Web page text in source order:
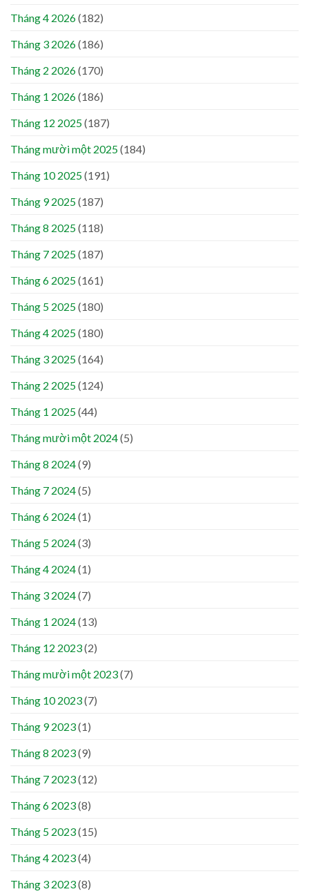
Tháng 4 2026(182)
Tháng 3 2026(186)
Tháng 2 2026(170)
Tháng 1 2026(186)
Tháng 12 2025(187)
Tháng mười một 2025(184)
Tháng 10 2025(191)
Tháng 9 2025(187)
Tháng 8 2025(118)
Tháng 7 2025(187)
Tháng 6 2025(161)
Tháng 5 2025(180)
Tháng 4 2025(180)
Tháng 3 2025(164)
Tháng 2 2025(124)
Tháng 1 2025(44)
Tháng mười một 2024(5)
Tháng 8 2024(9)
Tháng 7 2024(5)
Tháng 6 2024(1)
Tháng 5 2024(3)
Tháng 4 2024(1)
Tháng 3 2024(7)
Tháng 1 2024(13)
Tháng 12 2023(2)
Tháng mười một 2023(7)
Tháng 10 2023(7)
Tháng 9 2023(1)
Tháng 8 2023(9)
Tháng 7 2023(12)
Tháng 6 2023(8)
Tháng 5 2023(15)
Tháng 4 2023(4)
Tháng 3 2023(8)